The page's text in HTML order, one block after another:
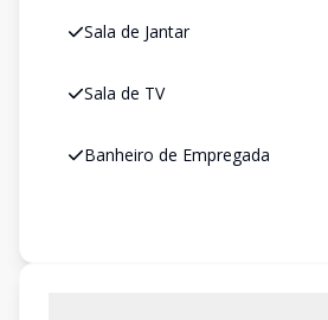
Sala de Jantar
Sala de TV
Banheiro de Empregada